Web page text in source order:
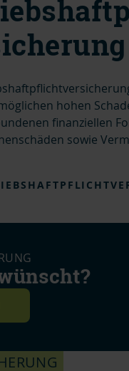
hohen
finanziellen
sowie